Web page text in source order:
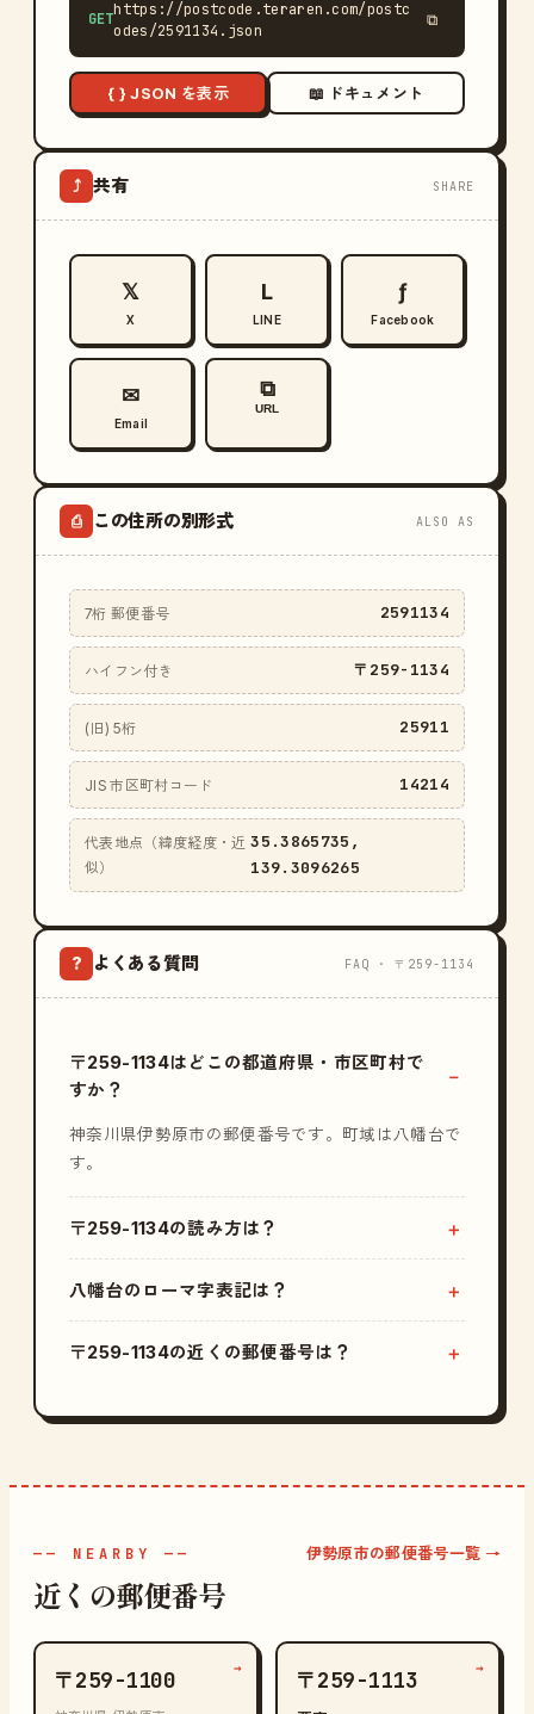
GET
https://postcode.teraren.com/postc
odes/2591134.json
⧉
{ } JSON を表示 📖 ドキュメント
⤴ 共有 SHARE
𝕏
X
L
LINE
ƒ
Facebook
✉
Email
⧉
URL
⎙ この住所の別形式 ALSO AS
7桁 郵便番号 2591134
ハイフン付き 〒259-1134
(旧) 5桁 25911
JIS 市区町村コード 14214
代表地点（緯度経度・近
似）
35.3865735,
139.3096265
? よくある質問 FAQ · 〒259-1134
〒259-1134はどこの都道府県・市区町村で
すか？
神奈川県伊勢原市の郵便番号です。町域は八幡台で
す。
〒259-1134の読み方は？
八幡台のローマ字表記は？
〒259-1134の近くの郵便番号は？
—— NEARBY ——
近くの郵便番号
伊勢原市の郵便番号一覧 →
〒259-1100 → 〒259-1113 →